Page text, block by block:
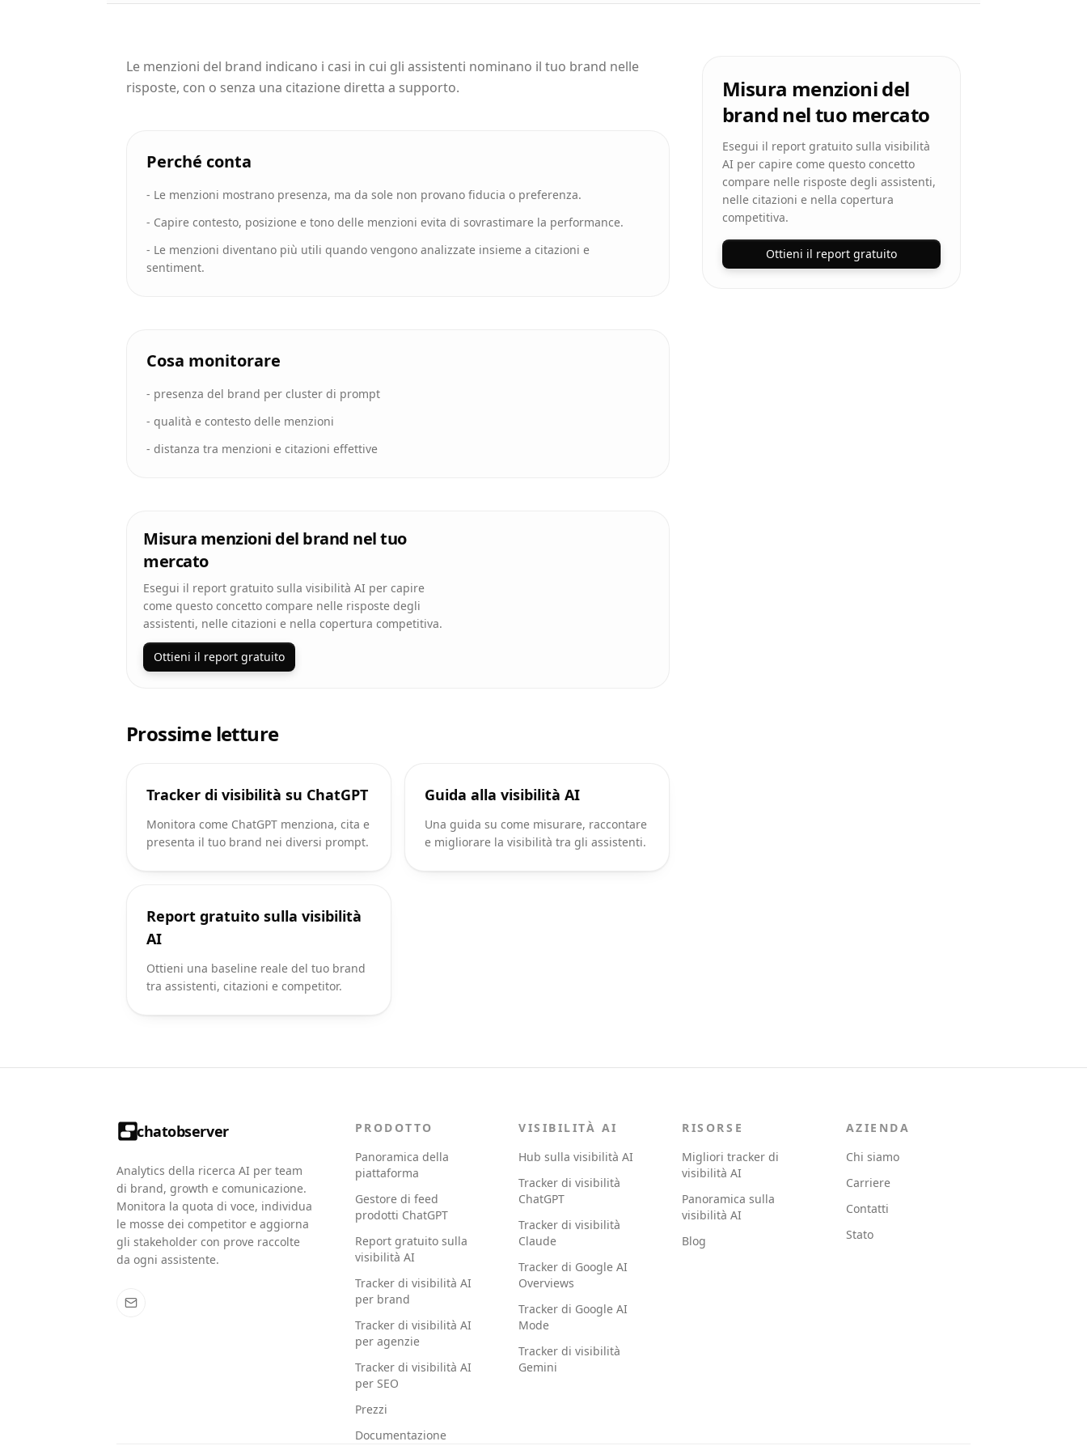
Le menzioni del brand indicano i casi in cui gli assistenti nominano il tuo brand nelle
risposte, con o senza una citazione diretta a supporto.
Perché conta
- Le menzioni mostrano presenza, ma da sole non provano fiducia o preferenza.
- Capire contesto, posizione e tono delle menzioni evita di sovrastimare la performance.
- Le menzioni diventano più utili quando vengono analizzate insieme a citazioni e
sentiment.
Cosa monitorare
- presenza del brand per cluster di prompt
- qualità e contesto delle menzioni
- distanza tra menzioni e citazioni effettive
Misura menzioni del brand nel tuo
mercato
Esegui il report gratuito sulla visibilità AI per capire
come questo concetto compare nelle risposte degli
assistenti, nelle citazioni e nella copertura competitiva.
Ottieni il report gratuito
Prossime letture
Tracker di visibilità su ChatGPT
Monitora come ChatGPT menziona, cita e
presenta il tuo brand nei diversi prompt.
Guida alla visibilità AI
Una guida su come misurare, raccontare
e migliorare la visibilità tra gli assistenti.
Report gratuito sulla visibilità
AI
Ottieni una baseline reale del tuo brand
tra assistenti, citazioni e competitor.
Misura menzioni del
brand nel tuo mercato
Esegui il report gratuito sulla visibilità
AI per capire come questo concetto
compare nelle risposte degli assistenti,
nelle citazioni e nella copertura
competitiva.
Ottieni il report gratuito
chatobserver
Analytics della ricerca AI per team
di brand, growth e comunicazione.
Monitora la quota di voce, individua
le mosse dei competitor e aggiorna
gli stakeholder con prove raccolte
da ogni assistente.
PRODOTTO
Panoramica della
piattaforma
Gestore di feed
prodotti ChatGPT
Report gratuito sulla
visibilità AI
Tracker di visibilità AI
per brand
Tracker di visibilità AI
per agenzie
Tracker di visibilità AI
per SEO
Prezzi
Documentazione
VISIBILITÀ AI
Hub sulla visibilità AI
Tracker di visibilità
ChatGPT
Tracker di visibilità
Claude
Tracker di Google AI
Overviews
Tracker di Google AI
Mode
Tracker di visibilità
Gemini
RISORSE
Migliori tracker di
visibilità AI
Panoramica sulla
visibilità AI
Blog
AZIENDA
Chi siamo
Carriere
Contatti
Stato